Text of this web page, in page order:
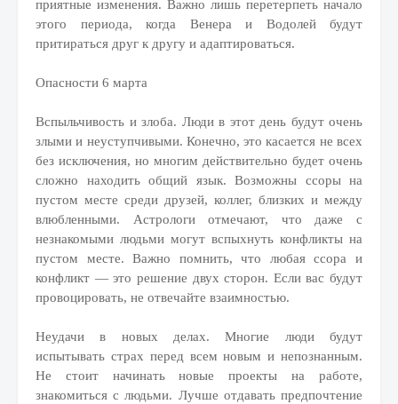
приятные изменения. Важно лишь перетерпеть начало
этого периода, когда Венера и Водолей будут
притираться друг к другу и адаптироваться.
Опасности 6 марта
Вспыльчивость и злоба. Люди в этот день будут очень
злыми и неуступчивыми. Конечно, это касается не всех
без исключения, но многим действительно будет очень
сложно находить общий язык. Возможны ссоры на
пустом месте среди друзей, коллег, близких и между
влюбленными. Астрологи отмечают, что даже с
незнакомыми людьми могут вспыхнуть конфликты на
пустом месте. Важно помнить, что любая ссора и
конфликт — это решение двух сторон. Если вас будут
провоцировать, не отвечайте взаимностью.
Неудачи в новых делах. Многие люди будут
испытывать страх перед всем новым и непознанным.
Не стоит начинать новые проекты на работе,
знакомиться с людьми. Лучше отдавать предпочтение